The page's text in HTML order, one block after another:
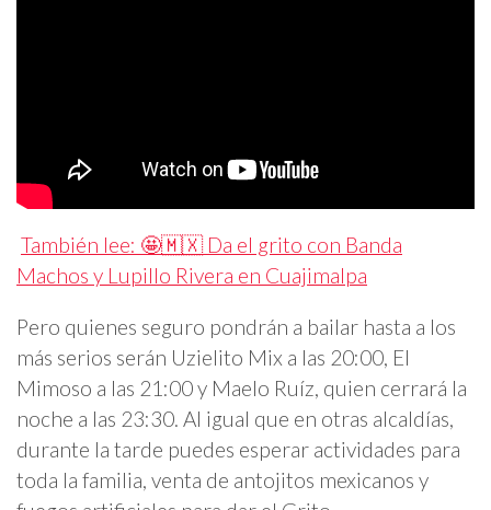
También lee: 🤩🇲🇽 Da el grito con Banda
Machos y Lupillo Rivera en Cuajimalpa
Pero quienes seguro pondrán a bailar hasta a los
más serios serán Uzielito Mix a las 20:00, El
Mimoso a las 21:00 y Maelo Ruíz, quien cerrará la
noche a las 23:30. Al igual que en otras alcaldías,
durante la tarde puedes esperar actividades para
toda la familia, venta de antojitos mexicanos y